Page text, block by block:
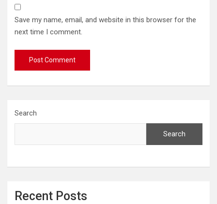
Save my name, email, and website in this browser for the
next time I comment.
Search
Search
Recent Posts